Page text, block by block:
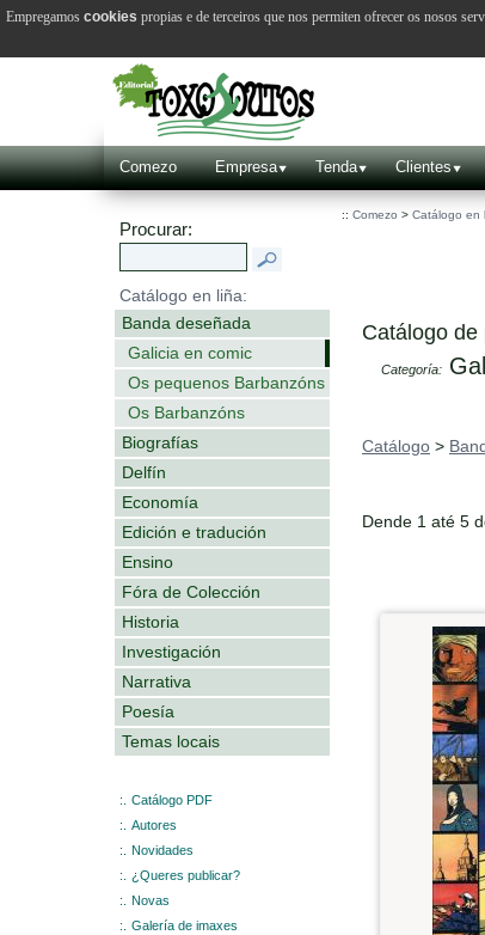
Comezo Empresa Tenda Clientes
Procurar:
Catálogo en liña:
Banda deseñada
Galicia en comic
Os pequenos Barbanzóns
Os Barbanzóns
Biografías
Delfín
Economía
Edición e tradución
Ensino
Fóra de Colección
Historia
Investigación
Narrativa
Poesía
Temas locais
:.
Catálogo PDF
:.
Autores
:.
Novidades
:.
¿Queres publicar?
:.
Novas
:.
Galería de imaxes
:: Comezo > Catálogo en
Catálogo de
Categoría:
Catálogo >
Dende 1 até 5
Empregamos cookies propias e de terceiros que nos permiten ofrecer os nosos